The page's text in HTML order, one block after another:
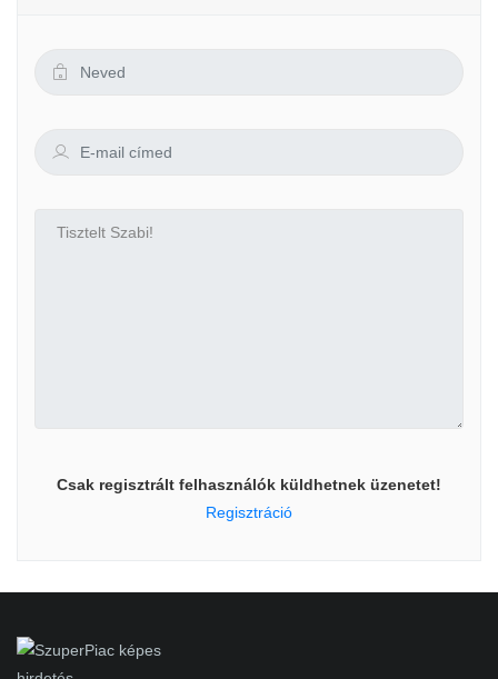
Csak regisztrált felhasználók küldhetnek üzenetet!
Regisztráció